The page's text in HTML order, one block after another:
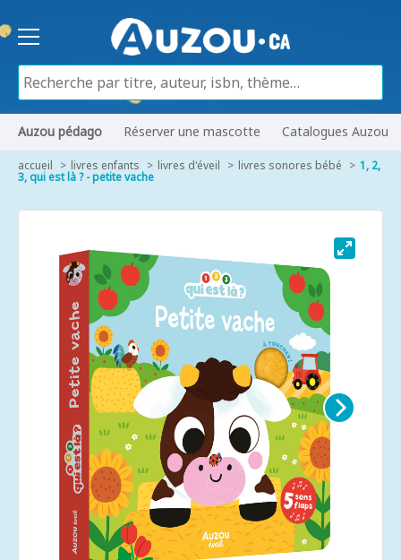
Auzou pédago Réserver une mascotte Catalogues Auzou
accueil livres enfants livres d'éveil livres sonores bébé 1, 2,
3, qui est là ? - petite vache